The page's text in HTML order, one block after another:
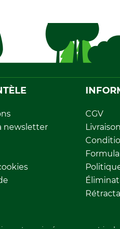
newsletter
CGV
Livraison